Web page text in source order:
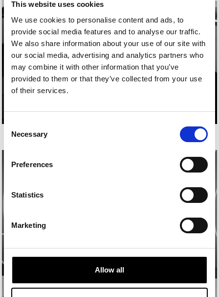
This website uses cookies
We use cookies to personalise content and ads, to
provide social media features and to analyse our traffic.
We also share information about your use of our site with
our social media, advertising and analytics partners who
may combine it with other information that you’ve
provided to them or that they’ve collected from your use
of their services.
Consent
Selection
Necessary
Preferences
Statistics
Marketing
Allow all
ENRIQUE BALLESTER